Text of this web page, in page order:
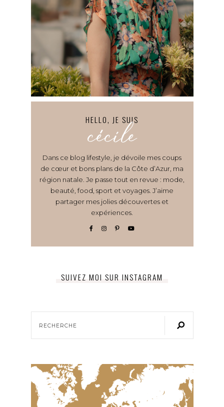
HELLO, JE SUIS
cécile
Dans ce blog lifestyle, je dévoile mes coups
de cœur et bons plans de la Côte d’Azur, ma
région natale. Je passe tout en revue : mode,
beauté, food, sport et voyages. J’aime
partager mes jolies découvertes et
expériences.
SUIVEZ MOI SUR INSTAGRAM